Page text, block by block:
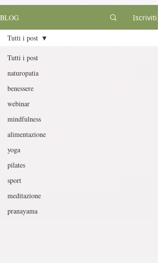
BLOG Iscriviti
Tutti i post
naturopatia
benessere
webinar
mindfulness
alimentazione
yoga
pilates
sport
meditazione
pranayama
Tutti i post